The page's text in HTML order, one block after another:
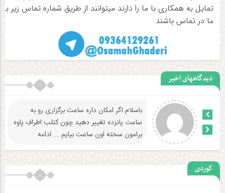
تمایل به همکاری با ما را دارند میتوانند از طریق شماره تماس زیر با
ما در تماس باشند
دیدگاههای اخیر
بسیار زیبا و عالی بود. متشکرم خانم سبحانی
ادامه
کوردی